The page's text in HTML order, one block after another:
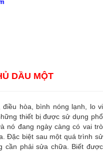
DẦU MỘT
hòa, bình nóng lạnh, lo vi
thiết bị được sử dụng phổ
nó đang ngày càng có vai trò
Đặc biệt sau một quá trình sử
cần phải sửa chữa. Biết được